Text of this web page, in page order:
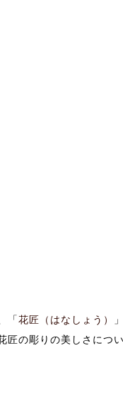
「花匠（はなしょう）
の彫りの美しさにつ